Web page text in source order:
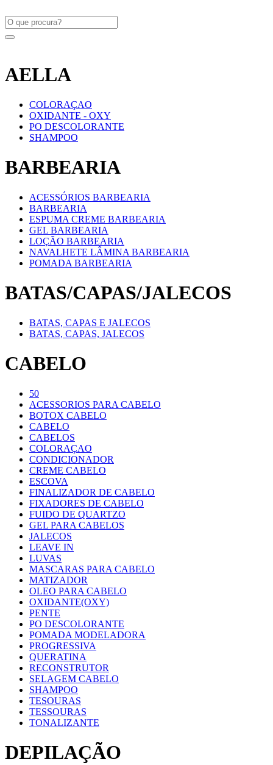
AELLA
COLORAÇAO
OXIDANTE - OXY
PO DESCOLORANTE
SHAMPOO
BARBEARIA
ACESSÓRIOS BARBEARIA
BARBEARIA
ESPUMA CREME BARBEARIA
GEL BARBEARIA
LOÇÃO BARBEARIA
NAVALHETE LÂMINA BARBEARIA
POMADA BARBEARIA
BATAS/CAPAS/JALECOS
BATAS, CAPAS E JALECOS
BATAS, CAPAS, JALECOS
CABELO
50
ACESSORIOS PARA CABELO
BOTOX CABELO
CABELO
CABELOS
COLORAÇAO
CONDICIONADOR
CREME CABELO
ESCOVA
FINALIZADOR DE CABELO
FIXADORES DE CABELO
FUIDO DE QUARTZO
GEL PARA CABELOS
JALECOS
LEAVE IN
LUVAS
MASCARAS PARA CABELO
MATIZADOR
OLEO PARA CABELO
OXIDANTE(OXY)
PENTE
PO DESCOLORANTE
POMADA MODELADORA
PROGRESSIVA
QUERATINA
RECONSTRUTOR
SELAGEM CABELO
SHAMPOO
TESOURAS
TESSOURAS
TONALIZANTE
DEPILAÇÃO